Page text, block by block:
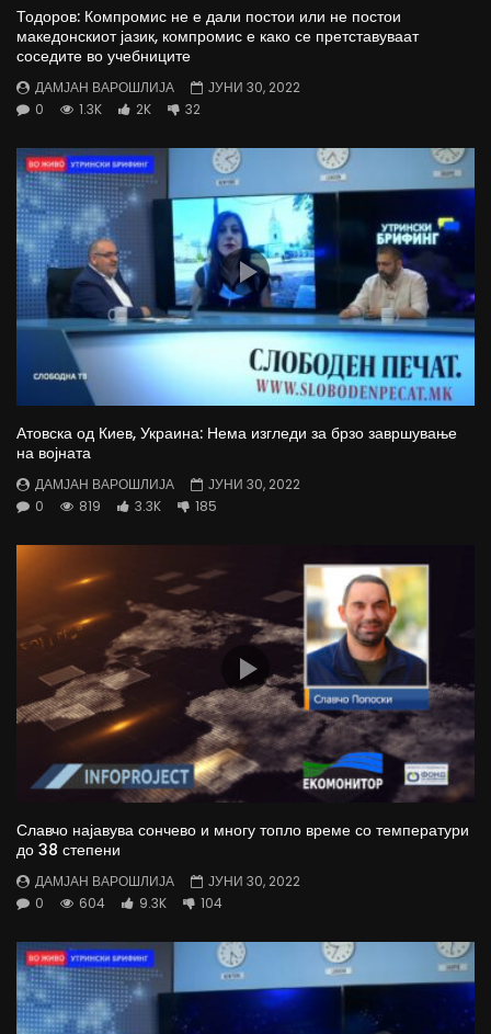
Тодоров: Компромис не е дали постои или не постои
македонскиот јазик, компромис е како се претставуваат
соседите во учебниците
ДАМЈАН ВАРОШЛИЈА
ЈУНИ 30, 2022
0
1.3K 2K 32
Атовска од Киев, Украина: Нема изгледи за брзо завршување
на војната
ДАМЈАН ВАРОШЛИЈА
ЈУНИ 30, 2022
0
819 3.3K 185
Славчо најавува сончево и многу топло време со температури
до 38 степени
ДАМЈАН ВАРОШЛИЈА
ЈУНИ 30, 2022
0
604 9.3K 104